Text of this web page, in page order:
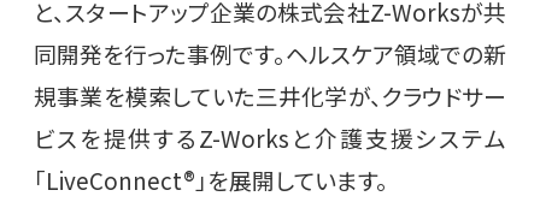
と、スタートアップ企業の株式会社Z-Worksが共
同開発を行った事例です。ヘルスケア領域での新
規事業を模索していた三井化学が、クラウドサー
ビスを提供するZ-Worksと介護支援システム
「LiveConnect®」を展開しています。